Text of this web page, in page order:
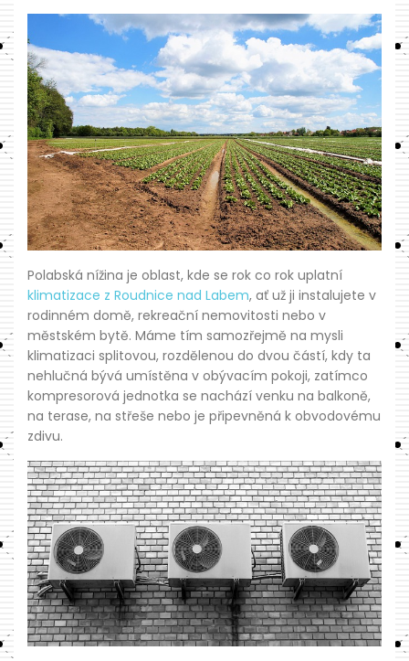
Polabská nížina je oblast, kde se rok co rok uplatní
klimatizace z Roudnice nad Labem, ať už ji instalujete v
rodinném domě, rekreační nemovitosti nebo v
městském bytě. Máme tím samozřejmě na mysli
klimatizaci splitovou, rozdělenou do dvou částí, kdy ta
nehlučná bývá umístěna v obývacím pokoji, zatímco
kompresorová jednotka se nachází venku na balkoně,
na terase, na střeše nebo je připevněná k obvodovému
zdivu.